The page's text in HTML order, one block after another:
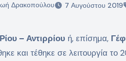
Δρακοπούλου 7 Αυγούστου 2019
– Αντιρρίου ή, επίσημα,
και τέθηκε σε λειτουργία